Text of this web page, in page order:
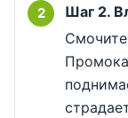
Шаг 2.